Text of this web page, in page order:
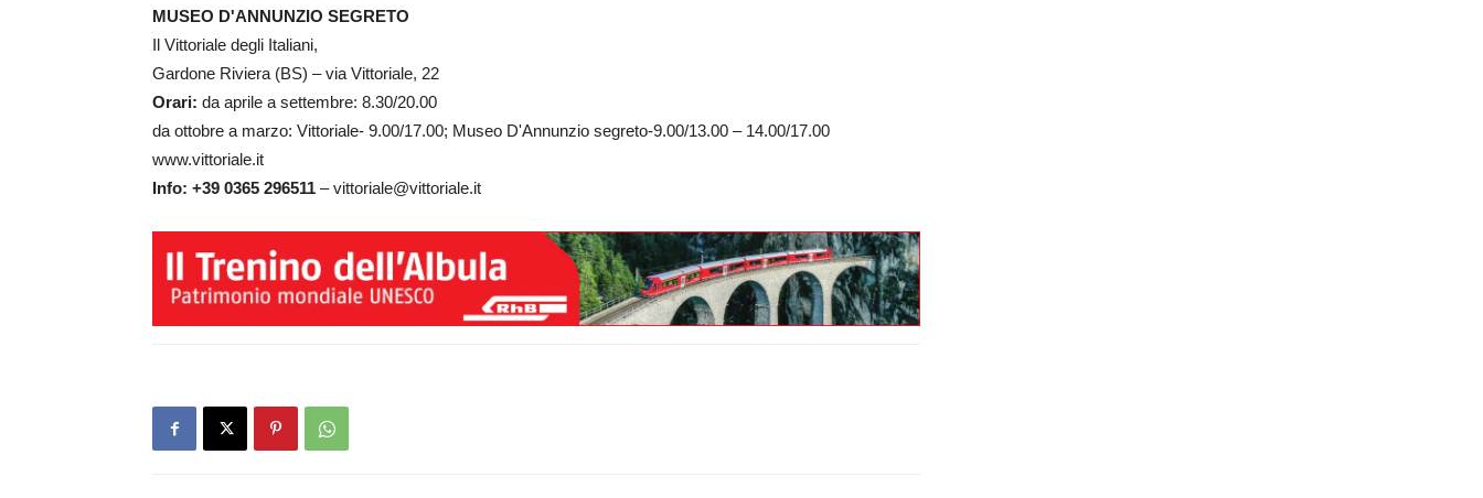
MUSEO D'ANNUNZIO SEGRETO
Il Vittoriale degli Italiani,
Gardone Riviera (BS) – via Vittoriale, 22
Orari: da aprile a settembre: 8.30/20.00
da ottobre a marzo: Vittoriale- 9.00/17.00; Museo D'Annunzio segreto-9.00/13.00 – 14.00/17.00
www.vittoriale.it
Info: +39 0365 296511 – vittoriale@vittoriale.it